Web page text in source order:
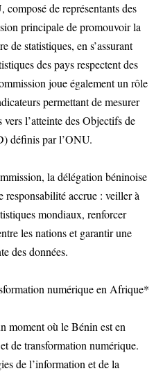
de représentants des
principale de promouvoir la
de statistiques, en s’assurant
des pays respectent des
joue également un rôle
permettant de mesurer
l’atteinte des Objectifs de
définis par l’ONU.
la délégation béninoise
responsabilité accrue : veiller à
mondiaux, renforcer
les nations et garantir une
des données.
numérique en Afrique*
moment où le Bénin est en
de transformation numérique.
de l’information et de la